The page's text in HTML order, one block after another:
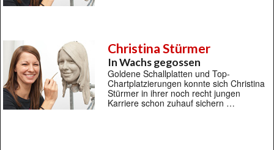
Christina Stürmer
In Wachs gegossen
Goldene Schallplatten und Top-
Chartplatzierungen konnte sich Christina
Stürmer in ihrer noch recht jungen
Karriere schon zuhauf sichern …